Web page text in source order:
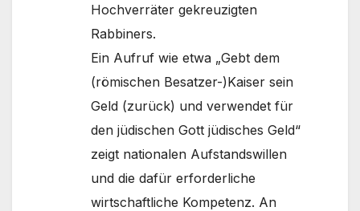
Hochverräter gekreuzigten
Rabbiners.
Ein Aufruf wie etwa „Gebt dem
(römischen Besatzer-)Kaiser sein
Geld (zurück) und verwendet für
den jüdischen Gott jüdisches Geld“
zeigt nationalen Aufstandswillen
und die dafür erforderliche
wirtschaftliche Kompetenz. An